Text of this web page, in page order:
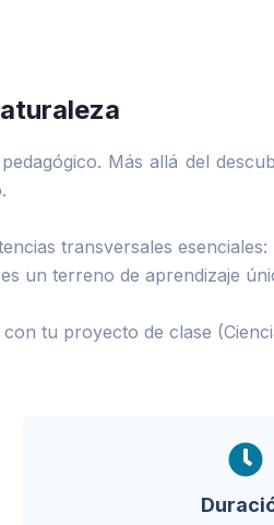
Más allá del
transversales
un terreno de aprendizaje
tu proyecto de clase